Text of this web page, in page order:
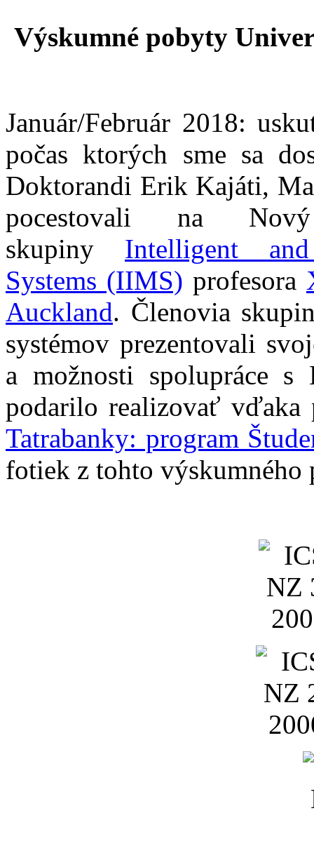
Výskumné pobyty
Január/Február 2018:
počas ktorých sme sa
Doktorandi Erik Kajáti,
pocestovali na
skupiny Intelligent
Systems (IIMS) profesora
Auckland. Členovia
systémov prezentovali
a možnosti spolupráce
podarilo realizovať vďaka
Tatrabanky: program
fotiek z tohto výskumného